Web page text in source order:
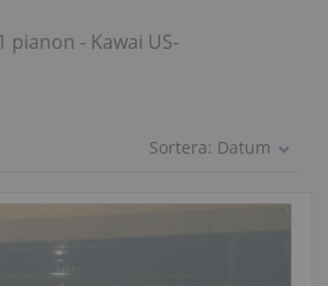
pianon - Kawai US-
Sortera: Datum